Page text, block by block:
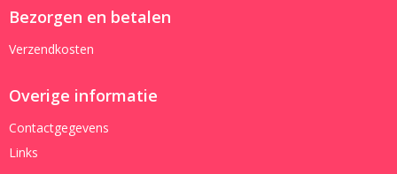
Bezorgen en betalen
Verzendkosten
Overige informatie
Contactgegevens
Links